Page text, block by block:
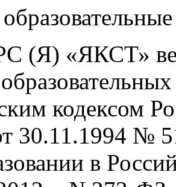
(Я) «ЯКСТ»
кодексом
30.11.1994 №
в